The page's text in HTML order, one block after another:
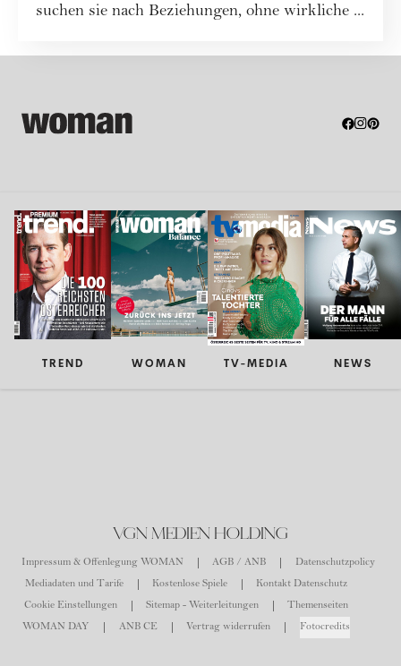
suchen sie nach Beziehungen, ohne wirkliche ...
TREND WOMAN TV-MEDIA NEWS
VGN MEDIEN HOLDING
Impressum & Offenlegung WOMAN AGB / ANB
Datenschutzpolicy
Mediadaten und Tarife
Kostenlose Spiele
Kontakt Datenschutz
Cookie Einstellungen
Sitemap - Weiterleitungen
Themenseiten
WOMAN DAY
ANB CE Vertrag widerrufen Fotocredits